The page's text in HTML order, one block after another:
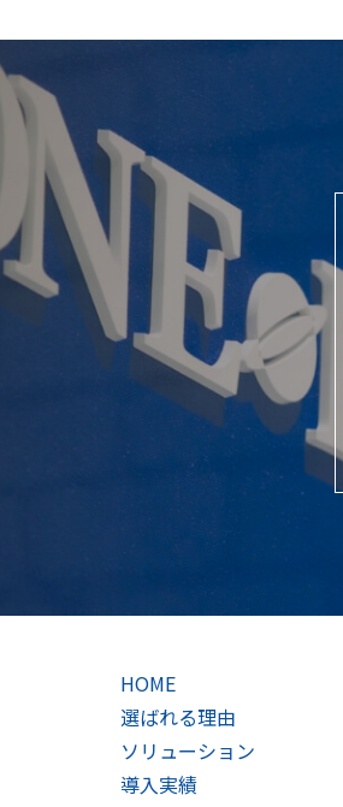
HOME
選ばれる理由
ソリューション
導入実績